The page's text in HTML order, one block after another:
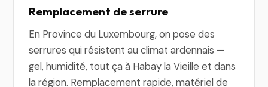
Remplacement de serrure
En Province du Luxembourg, on pose des
serrures qui résistent au climat ardennais —
gel, humidité, tout ça à Habay la Vieille et dans
la région. Remplacement rapide, matériel de